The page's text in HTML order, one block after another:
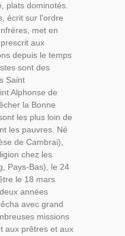
plats dominotés.
écrit sur l'ordre
met en
aux
depuis le temps
sont des
Saint
Alphonse de
la Bonne
les plus loin de
les pauvres. Né
de Cambrai),
chez les
Pays-Bas), le 24
le 18 mars
années
avec grand
missions
aux prêtres et aux